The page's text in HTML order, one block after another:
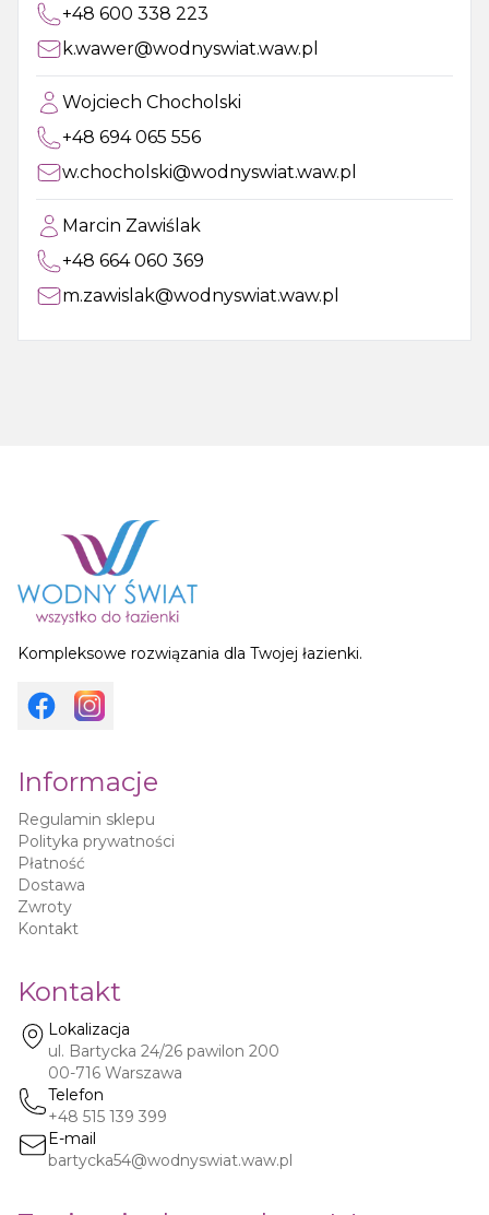
+48 600 338 223
k.wawer@wodnyswiat.waw.pl
Wojciech Chocholski
+48 694 065 556
w.chocholski@wodnyswiat.waw.pl
Marcin Zawiślak
+48 664 060 369
m.zawislak@wodnyswiat.waw.pl
Kompleksowe rozwiązania dla Twojej łazienki.
Informacje
Regulamin sklepu
Polityka prywatności
Płatność
Dostawa
Zwroty
Kontakt
Kontakt
Lokalizacja
ul. Bartycka 24/26 pawilon 200
00-716 Warszawa
Telefon
+48 515 139 399
E-mail
bartycka54@wodnyswiat.waw.pl